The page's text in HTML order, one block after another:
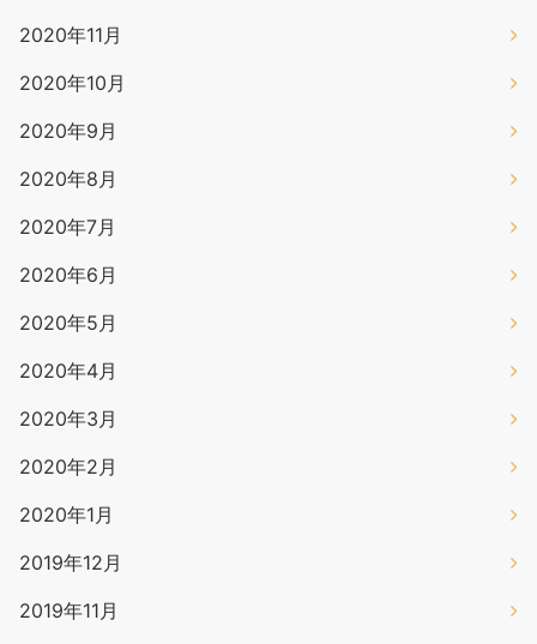
2020年11月
2020年10月
2020年9月
2020年8月
2020年7月
2020年6月
2020年5月
2020年4月
2020年3月
2020年2月
2020年1月
2019年12月
2019年11月